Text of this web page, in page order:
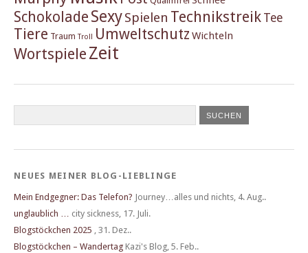
Schokolade SexySpielen Technikstreik Tee
Tiere Traum Troll Umweltschutz Wichteln
Wortspiele Zeit
NEUES MEINER BLOG-LIEBLINGE
Mein Endgegner: Das Telefon? Journey…alles und nichts 4. Aug..
unglaublich …
city sickness 17. Juli.
Blogstöckchen 2025
31. Dez..
Blogstöckchen – Wandertag Kazi's Blog 5. Feb..